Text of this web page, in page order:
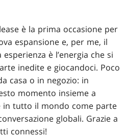
è la prima occasione per
espansione e, per me, il
è l’energia che si
inedite e giocandoci. Poco
casa o in negozio: in
momento insieme a
in tutto il mondo come parte
globali. Grazie a
connessi!